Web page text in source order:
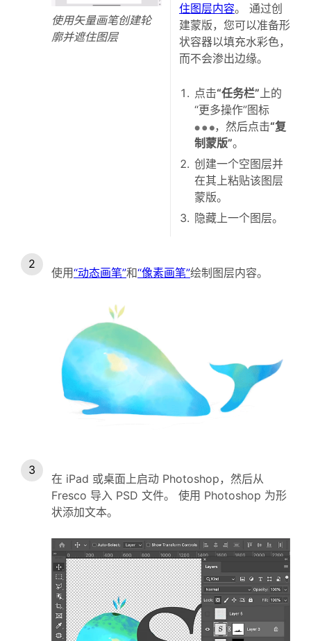
使用矢量画笔创建轮
廓并遮住图层
住图层内容。 通过创
建蒙版，您可以准备形
状容器以填充水彩色，
而不会渗出边缘。
点击“任务栏” 上的
“更多操作”图标
，然后点击“复
制蒙版”。
创建一个空图层并
在其上粘贴该图层
蒙版。
隐藏上一个图层。
使用“动态画笔”和“像素画笔”绘制图层内容。
在 iPad 或桌面上启动 Photoshop，然后从
Fresco 导入 PSD 文件。 使用 Photoshop 为形
状添加文本。